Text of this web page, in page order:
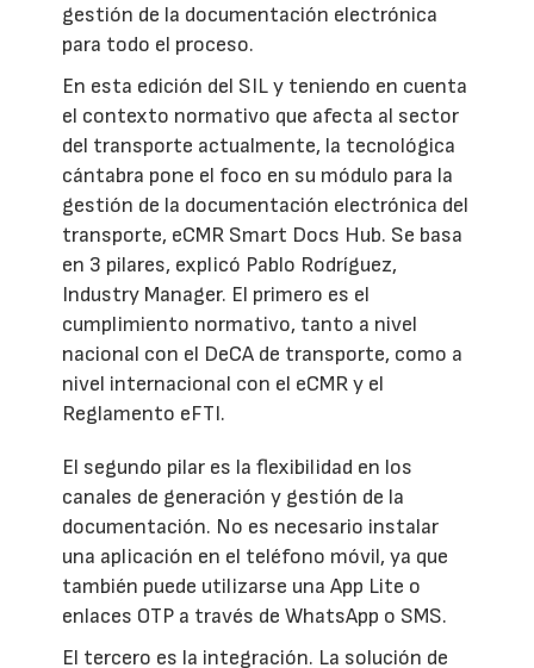
gestión de la documentación electrónica
para todo el proceso.
En esta edición del SIL y teniendo en cuenta
el contexto normativo que afecta al sector
del transporte actualmente, la tecnológica
cántabra pone el foco en su módulo para la
gestión de la documentación electrónica del
transporte, eCMR Smart Docs Hub. Se basa
en 3 pilares, explicó Pablo Rodríguez,
Industry Manager. El primero es el
cumplimiento normativo, tanto a nivel
nacional con el DeCA de transporte, como a
nivel internacional con el eCMR y el
Reglamento eFTI.
El segundo pilar es la flexibilidad en los
canales de generación y gestión de la
documentación. No es necesario instalar
una aplicación en el teléfono móvil, ya que
también puede utilizarse una App Lite o
enlaces OTP a través de WhatsApp o SMS.
El tercero es la integración. La solución de